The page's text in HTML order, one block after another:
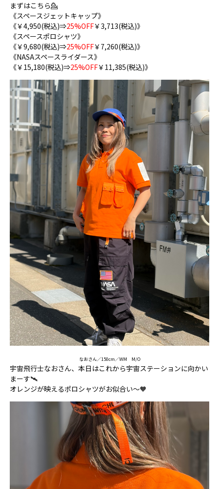
まずはこちら💁
《スペースジェットキャップ》
《￥4,950(税込)⇒25%OFF￥3,713(税込)》
《スペースポロシャツ》
《￥9,680(税込)⇒25%OFF￥7,260(税込)》
《NASAスペースライダース》
《￥15,180(税込)⇒25%OFF￥11,385(税込)》
なおさん／150cm／WM M/O
宇宙飛行士なおさん、本日はこれから宇宙ステーションに向かい
まーす🛰️
オレンジが映えるポロシャツがお似合い～🧡